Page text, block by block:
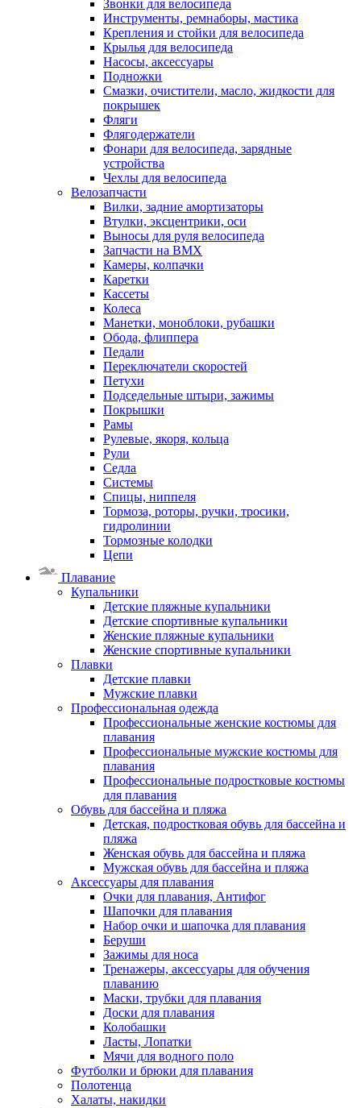
Звонки для велосипеда
Инструменты, ремнаборы, мастика
Крепления и стойки для велосипеда
Крылья для велосипеда
Насосы, аксессуары
Подножки
Смазки, очистители, масло, жидкости для
покрышек
Фляги
Флягодержатели
Фонари для велосипеда, зарядные
устройства
Чехлы для велосипеда
Велозапчасти
Вилки, задние амортизаторы
Втулки, эксцентрики, оси
Выносы для руля велосипеда
Запчасти на BMX
Камеры, колпачки
Каретки
Кассеты
Колеса
Манетки, моноблоки, рубашки
Обода, флиппера
Педали
Переключатели скоростей
Петухи
Подседельные штыри, зажимы
Покрышки
Рамы
Рулевые, якоря, кольца
Рули
Седла
Системы
Спицы, ниппеля
Тормоза, роторы, ручки, тросики,
гидролинии
Тормозные колодки
Цепи
Плавание
Купальники
Детские пляжные купальники
Детские спортивные купальники
Женские пляжные купальники
Женские спортивные купальники
Плавки
Детские плавки
Мужские плавки
Профессиональная одежда
Профессиональные женские костюмы для
плавания
Профессиональные мужские костюмы для
плавания
Профессиональные подростковые костюмы
для плавания
Обувь для бассейна и пляжа
Детская, подростковая обувь для бассейна и
пляжа
Женская обувь для бассейна и пляжа
Мужская обувь для бассейна и пляжа
Аксессуары для плавания
Очки для плавания, Антифог
Шапочки для плавания
Набор очки и шапочка для плавания
Беруши
Зажимы для носа
Тренажеры, аксессуары для обучения
плаванию
Маски, трубки для плавания
Доски для плавания
Колобашки
Ласты, Лопатки
Мячи для водного поло
Футболки и брюки для плавания
Полотенца
Халаты, накидки